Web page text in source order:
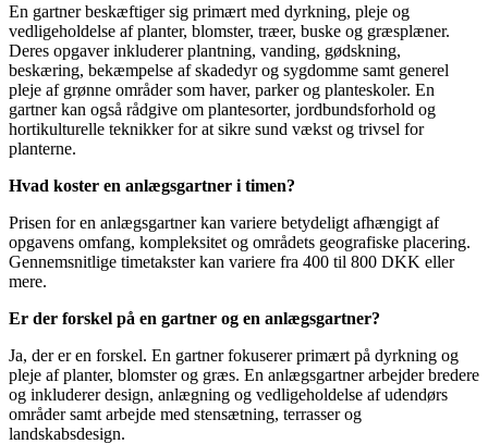
En gartner beskæftiger sig primært med dyrkning, pleje og
vedligeholdelse af planter, blomster, træer, buske og græsplæner.
Deres opgaver inkluderer plantning, vanding, gødskning,
beskæring, bekæmpelse af skadedyr og sygdomme samt generel
pleje af grønne områder som haver, parker og planteskoler. En
gartner kan også rådgive om plantesorter, jordbundsforhold og
hortikulturelle teknikker for at sikre sund vækst og trivsel for
planterne.
Hvad koster en anlægsgartner i timen?
Prisen for en anlægsgartner kan variere betydeligt afhængigt af
opgavens omfang, kompleksitet og områdets geografiske placering.
Gennemsnitlige timetakster kan variere fra 400 til 800 DKK eller
mere.
Er der forskel på en gartner og en anlægsgartner?
Ja, der er en forskel. En gartner fokuserer primært på dyrkning og
pleje af planter, blomster og græs. En anlægsgartner arbejder bredere
og inkluderer design, anlægning og vedligeholdelse af udendørs
områder samt arbejde med stensætning, terrasser og
landskabsdesign.